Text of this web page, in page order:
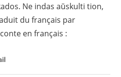
Ne indas aŭskulti tion,
du français par
en français :